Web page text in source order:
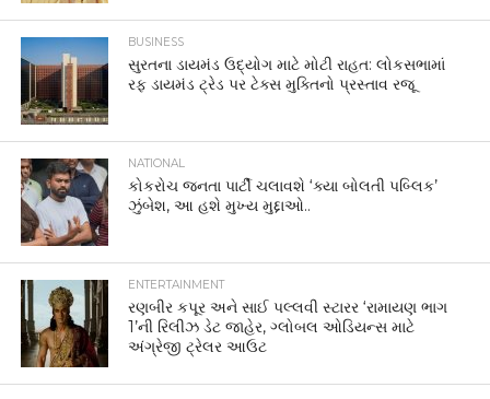
BUSINESS
સુરતના ડાયમંડ ઉદ્યોગ માટે મોટી રાહત: લોકસભામાં
રફ ડાયમંડ ટ્રેડ પર ટેક્સ મુક્તિનો પ્રસ્તાવ રજૂ
NATIONAL
કોકરોચ જનતા પાર્ટી ચલાવશે ‘ક્યા બોલતી પબ્લિક’
ઝુંબેશ, આ હશે મુખ્ય મુદ્દાઓ..
ENTERTAINMENT
રણબીર કપૂર અને સાઈ પલ્લવી સ્ટારર ‘રામાયણ ભાગ
1’ની રિલીઝ ડેટ જાહેર, ગ્લોબલ ઓડિયન્સ માટે
અંગ્રેજી ટ્રેલર આઉટ